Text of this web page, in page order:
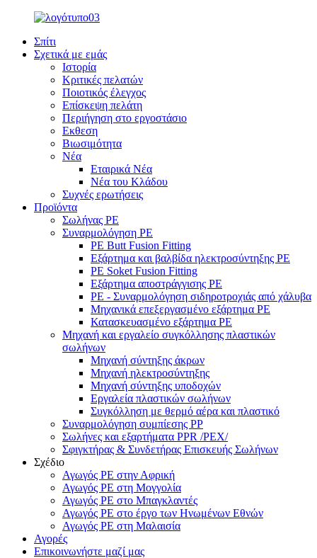
Σπίτι
Σχετικά με εμάς
Ιστορία
Κριτικές πελατών
Ποιοτικός έλεγχος
Επίσκεψη πελάτη
Περιήγηση στο εργοστάσιο
Εκθεση
Βιωσιμότητα
Νέα
Εταιρικά Νέα
Νέα του Κλάδου
Συχνές ερωτήσεις
Προϊόντα
Σωλήνας PE
Συναρμολόγηση PE
PE Butt Fusion Fitting
Εξάρτημα και βαλβίδα ηλεκτροσύντηξης PE
PE Soket Fusion Fitting
Εξάρτημα αποστράγγισης PE
PE - Συναρμολόγηση σιδηροτροχιάς από χάλυβα
Μηχανικά επεξεργασμένο εξάρτημα PE
Κατασκευασμένο εξάρτημα PE
Μηχανή και εργαλείο συγκόλλησης πλαστικών
σωλήνων
Μηχανή σύντηξης άκρων
Μηχανή ηλεκτροσύντηξης
Μηχανή σύντηξης υποδοχών
Εργαλεία πλαστικών σωλήνων
Συγκόλληση με θερμό αέρα και πλαστικό
Συναρμολόγηση συμπίεσης PP
Σωλήνες και εξαρτήματα PPR /PEX/
Σφιγκτήρας & Συνδετήρας Επισκευής Σωλήνων
Σχέδιο
Αγωγός PE στην Αφρική
Αγωγός PE στη Μογγολία
Αγωγός PE στο Μπαγκλαντές
Αγωγός PE στο έργο των Ηνωμένων Εθνών
Αγωγός PE στη Μαλαισία
Αγορές
Επικοινωνήστε μαζί μας